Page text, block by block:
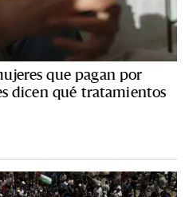
que pagan por
dicen qué tratamientos